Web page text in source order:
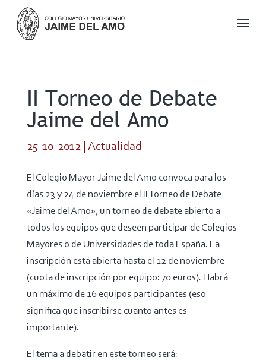
II Torneo de Debate
Jaime del Amo
25-10-2012| Actualidad
El Colegio Mayor Jaime del Amo convoca para los
días 23 y 24 de noviembre el II Torneo de Debate
«Jaime del Amo», un torneo de debate abierto a
todos los equipos que deseen participar de Colegios
Mayores o de Universidades de toda España. La
inscripción está abierta hasta el 12 de noviembre
(cuota de inscripción por equipo: 70 euros). Habrá
un máximo de 16 equipos participantes (eso
significa que inscribirse cuanto antes es
importante).
El tema a debatir en este torneo será: